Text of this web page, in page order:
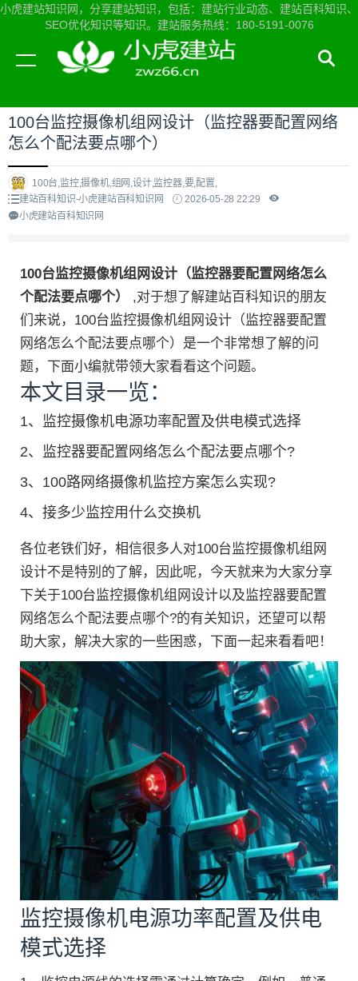
小虎建站知识网，分享建站知识，包括：建站行业动态、建站百科知识、
SEO优化知识等知识。建站服务热线：180-5191-0076
当前位置：小虎建站知识网首页>建站百科知识
100台监控摄像机组网设计（监控器要配置网络
怎么个配法要点哪个）
100台,监控,摄像机,组网,设计,监控器,要,配置,
建站百科知识-小虎建站百科知识网
2026-05-28 22:29
小虎建站百科知识网
100台监控摄像机组网设计（监控器要配置网络怎么
个配法要点哪个） ,对于想了解建站百科知识的朋友
们来说，100台监控摄像机组网设计（监控器要配置
网络怎么个配法要点哪个）是一个非常想了解的问
题，下面小编就带领大家看看这个问题。
本文目录一览：
1、 监控摄像机电源功率配置及供电模式选择
2、 监控器要配置网络怎么个配法要点哪个?
3、 100路网络摄像机监控方案怎么实现?
4、 接多少监控用什么交换机
各位老铁们好，相信很多人对100台监控摄像机组网
设计不是特别的了解，因此呢，今天就来为大家分享
下关于100台监控摄像机组网设计以及监控器要配置
网络怎么个配法要点哪个?的有关知识，还望可以帮
助大家，解决大家的一些困惑，下面一起来看看吧！
监控摄像机电源功率配置及供电
模式选择